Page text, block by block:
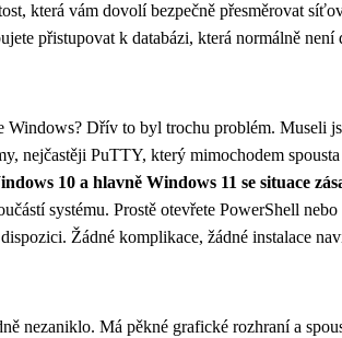
která vám dovolí bezpečně přesměrovat
přistupovat k databázi, která normálně není
Windows? Dřív to byl trochu problém. Museli
nejčastěji PuTTY, který mimochodem
10 a hlavně Windows 11 se situace
systému. Prostě otevřete PowerShell
Žádné komplikace, žádné instalace
nezaniklo. Má pěkné grafické rozhraní a